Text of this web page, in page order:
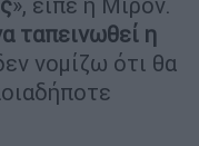
ταπεινωθεί η
νομίζω ότι θα